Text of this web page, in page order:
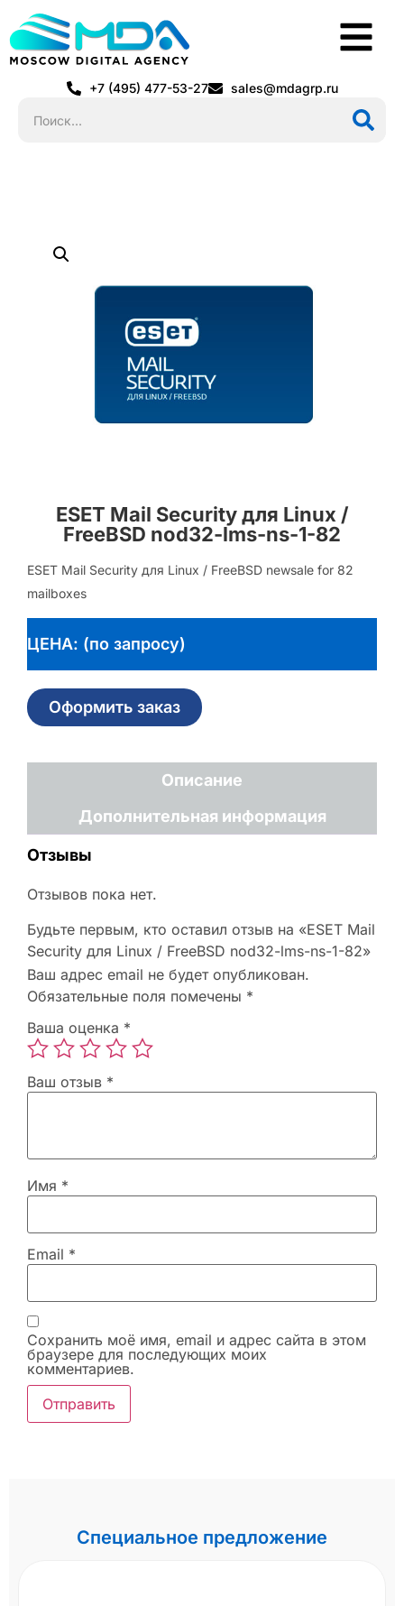
+7 (495) 477-53-27 sales@mdagrp.ru
ESET Mail Security для Linux /
FreeBSD nod32-lms-ns-1-82
ESET Mail Security для Linux / FreeBSD newsale for 82
mailboxes
ЦЕНА: (по запросу)
Оформить заказ
Описание
Дополнительная информация
Отзывы
Отзывов пока нет.
Будьте первым, кто оставил отзыв на «ESET Mail
Security для Linux / FreeBSD nod32-lms-ns-1-82»
Ваш адрес email не будет опубликован.
Обязательные поля помечены *
Ваша оценка *
Ваш отзыв *
Имя *
Email *
Сохранить моё имя, email и адрес сайта в этом
браузере для последующих моих
комментариев.
Специальное предложение